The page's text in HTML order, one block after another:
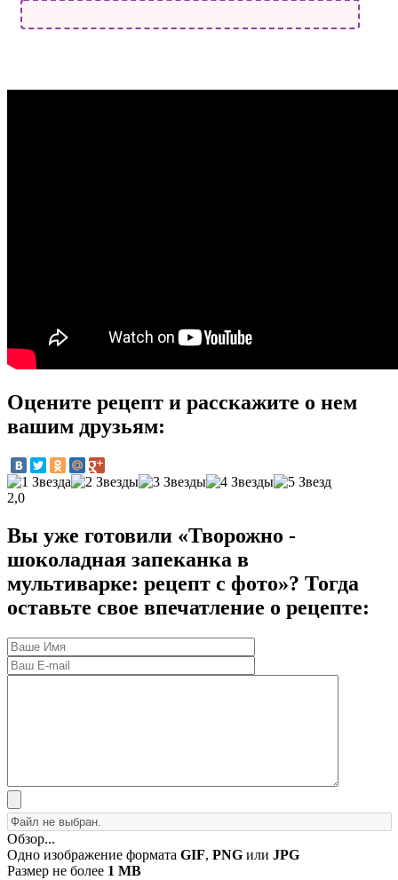
Оцените рецепт и расскажите о нем
вашим друзьям:
2,0
Вы уже готовили «Творожно -
шоколадная запеканка в
мультиварке: рецепт с фото»? Тогда
оставьте свое впечатление о рецепте:
Обзор...
Одно изображение формата GIF, PNG или JPG
Размер не более 1 MB